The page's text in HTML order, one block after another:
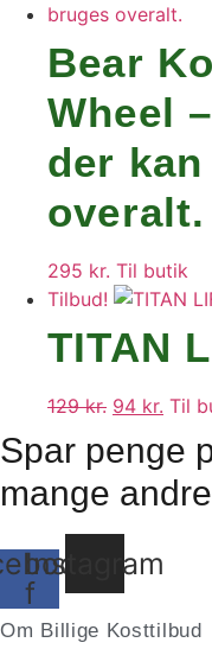
pris
150 kr..
pris
er:
129
Bear
Wheel
der
overalt.
295 kr. Til butik
Tilbud!
TITAN
129kr. Den
pris
var:
94 kr. Den
pris
er:
Til
Spar penge
mange
f
Instagram
Om Billige Kosttilbud